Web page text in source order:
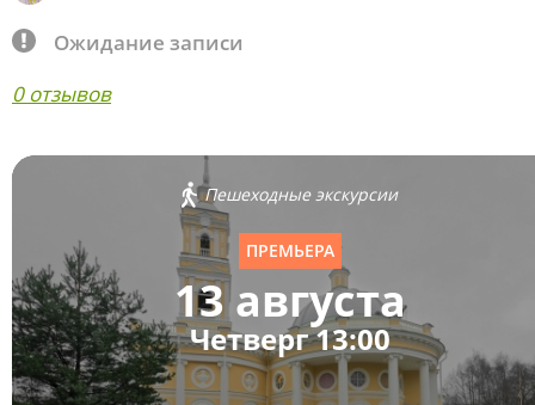
Ожидание записи
0 отзывов
Пешеходные экскурсии
ПРЕМЬЕРА
13 августа
Четверг 13:00